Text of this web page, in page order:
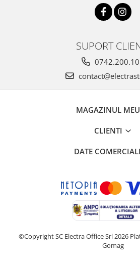
SUPORT
MAGAZINUL MEU
CLIENTI
DATE
©Copyright SC Electra Office Srl 2026
Gomag